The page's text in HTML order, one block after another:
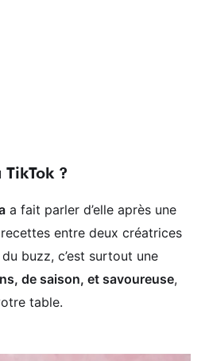
?
a fait parler d’elle après une
entre deux créatrices
buzz, c’est surtout une
de saison, et savoureuse,
table.